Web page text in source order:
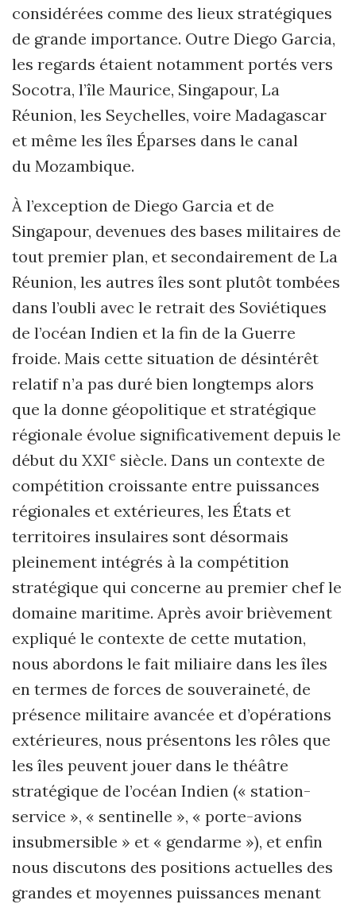
considérées comme des lieux stratégiques
de grande importance. Outre Diego Garcia,
les regards étaient notamment portés vers
Socotra, l’île Maurice, Singapour, La
Réunion, les Seychelles, voire Madagascar
et même les îles Éparses dans le canal
du Mozambique.
À l’exception de Diego Garcia et de
Singapour, devenues des bases militaires de
tout premier plan, et secondairement de La
Réunion, les autres îles sont plutôt tombées
dans l’oubli avec le retrait des Soviétiques
de l’océan Indien et la fin de la Guerre
froide. Mais cette situation de désintérêt
relatif n’a pas duré bien longtemps alors
que la donne géopolitique et stratégique
régionale évolue significativement depuis le
début du XXIe siècle. Dans un contexte de
compétition croissante entre puissances
régionales et extérieures, les États et
territoires insulaires sont désormais
pleinement intégrés à la compétition
stratégique qui concerne au premier chef le
domaine maritime. Après avoir brièvement
expliqué le contexte de cette mutation,
nous abordons le fait miliaire dans les îles
en termes de forces de souveraineté, de
présence militaire avancée et d’opérations
extérieures, nous présentons les rôles que
les îles peuvent jouer dans le théâtre
stratégique de l’océan Indien (« station-
service », « sentinelle », « porte-avions
insubmersible » et « gendarme »), et enfin
nous discutons des positions actuelles des
grandes et moyennes puissances menant